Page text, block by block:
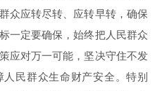
众应转尽转、应转早转，确保
一定要确保，始终把人民群众
应对万一可能，坚决守住不发
民群众生命财产安全。特别